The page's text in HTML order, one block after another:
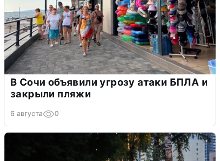
В Сочи объявили угрозу атаки БПЛА и
закрыли пляжи
6 августа 0